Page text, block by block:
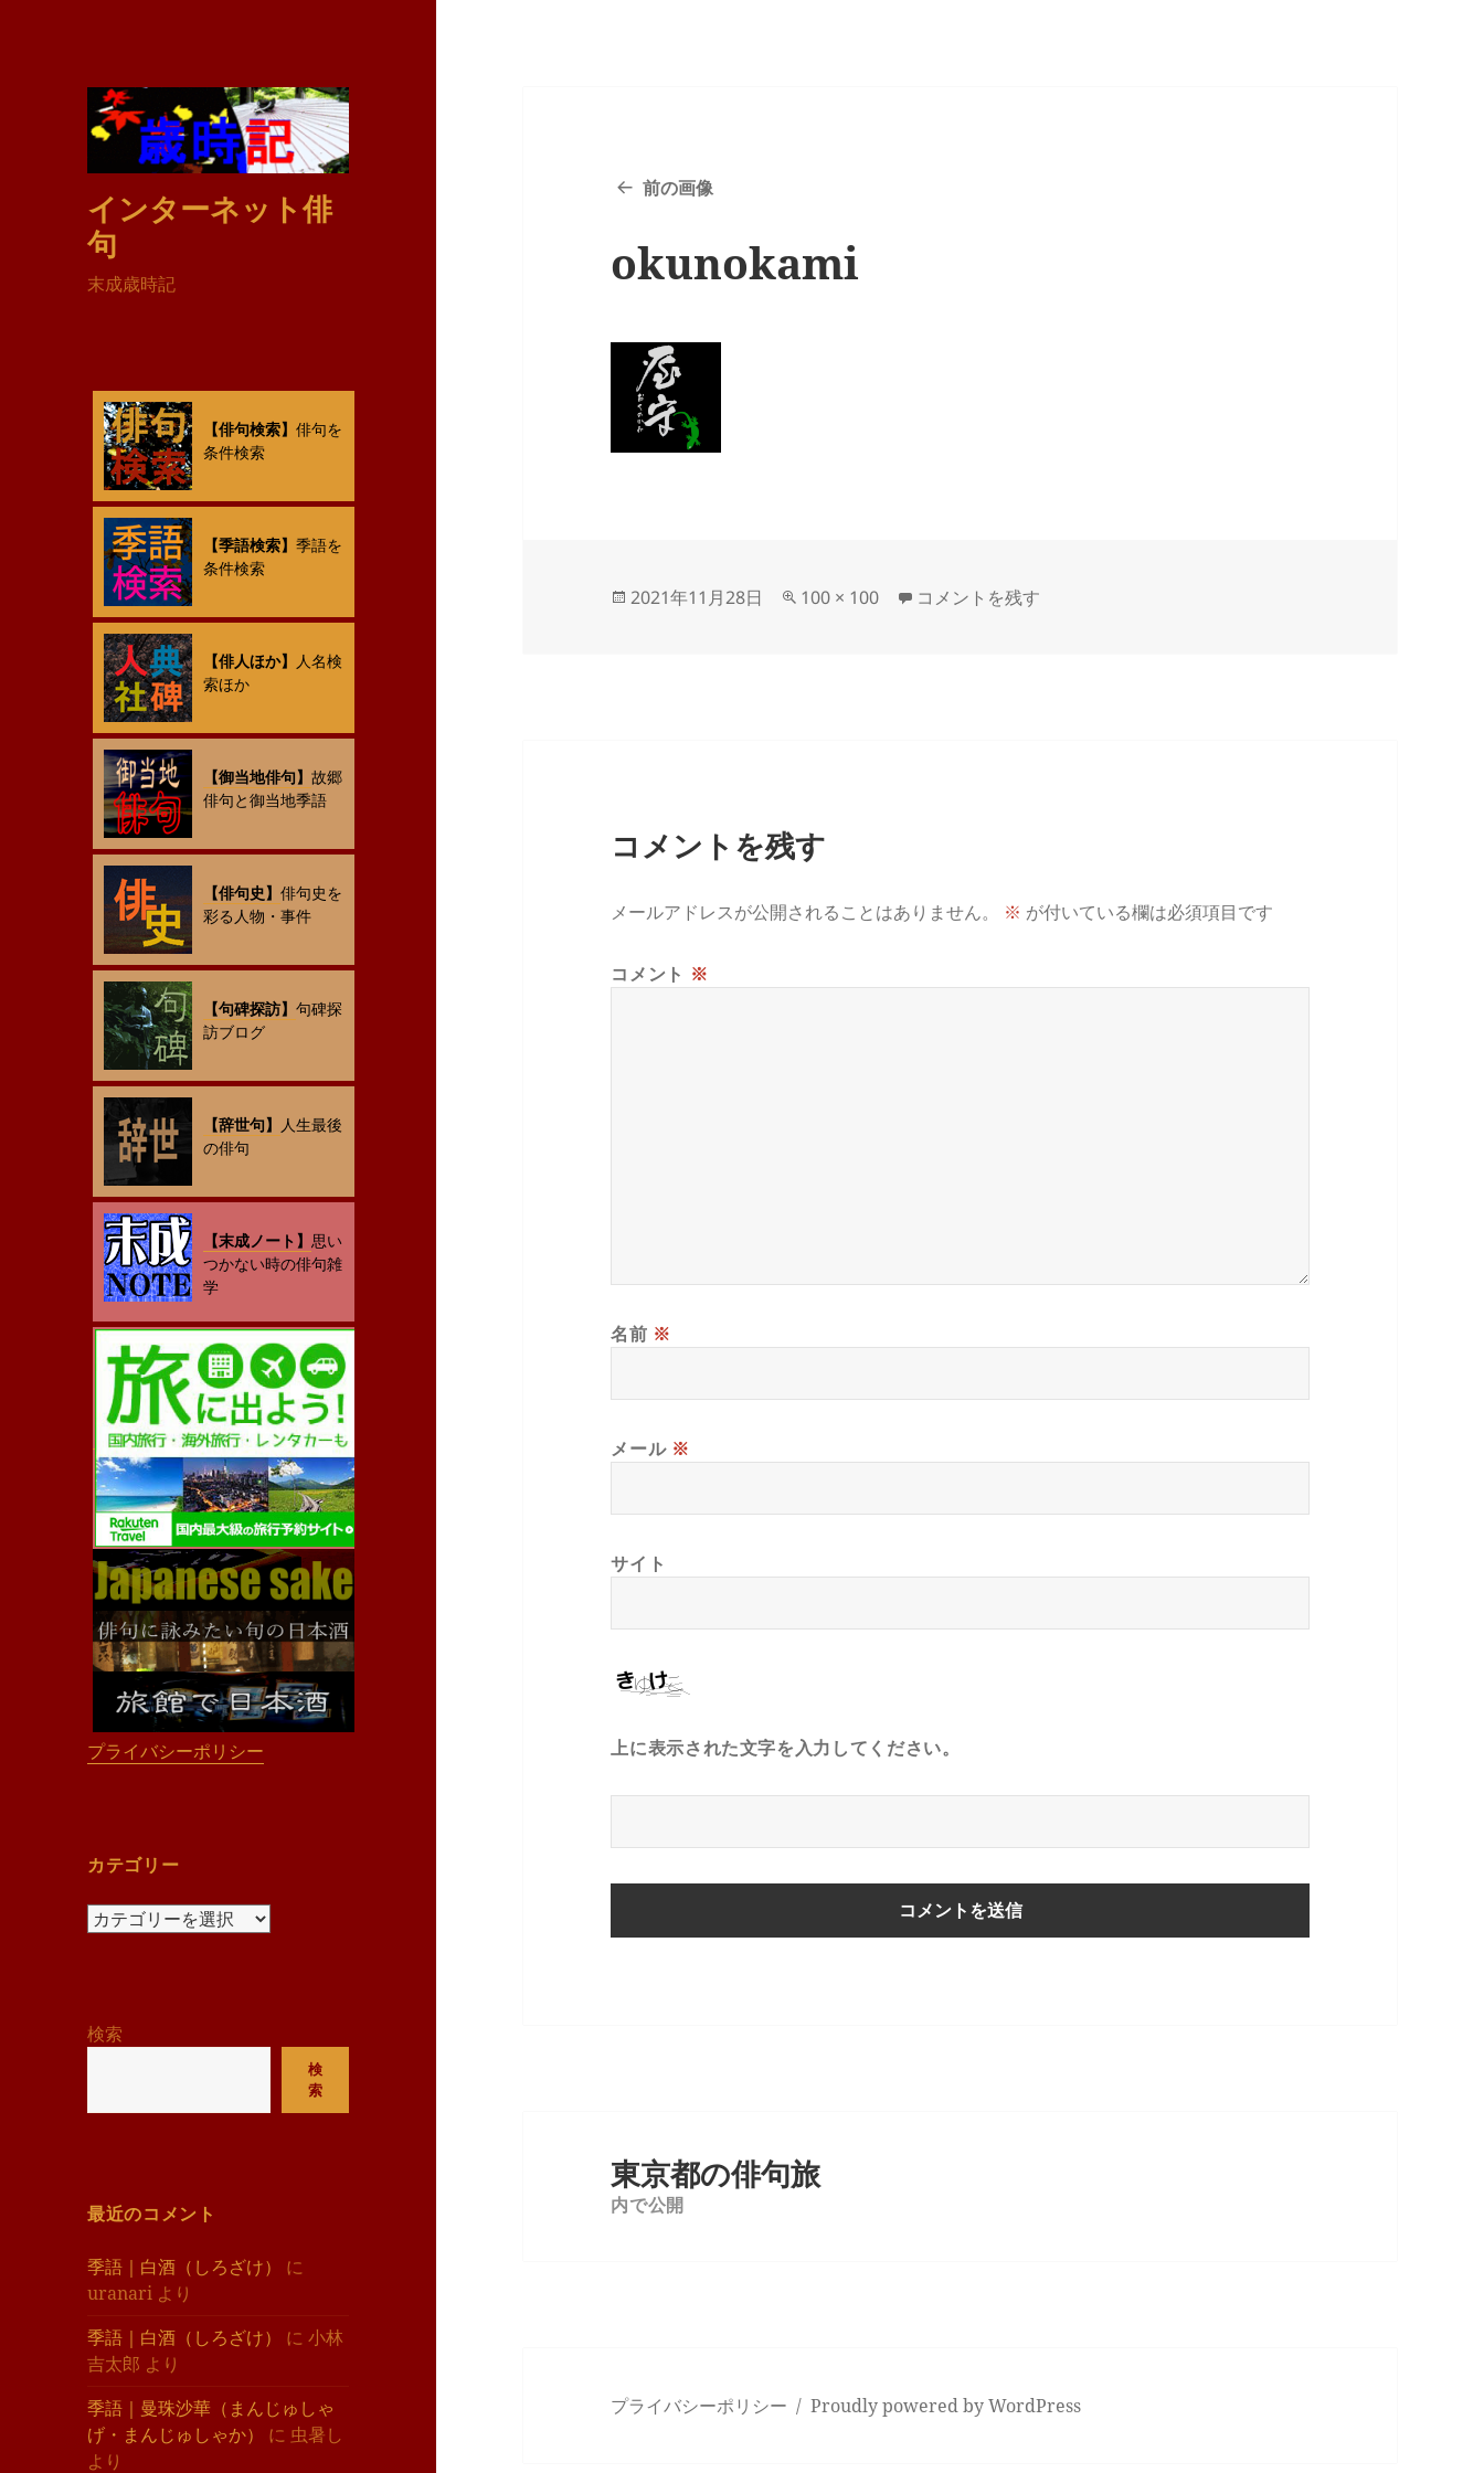
インターネット俳
句
末成歳時記
【俳句検索】俳句を
条件検索
【季語検索】季語を
条件検索
【俳人ほか】 人名検
索ほか
【御当地俳句】故郷
俳句と御当地季語
【俳句史】俳句史を
彩る人物・事件
【句碑探訪】句碑探
訪ブログ
【辞世句】 人生最後
の俳句
【末成ノート】 思い
つかない時の俳句雑
学
プライバシーポリシー
カテゴリー
カ
ー
検索
検
索
最近のコメント
季語｜白酒（しろざけ）
に
uranari より
季語｜白酒（しろざけ）
に小林
吉太郎 より
季語｜曼珠沙華（まんじゅしゃ
げ・まんじゅしゃか）
に 虫暑し
より
前の画像
okunokami
投
2021年11月28日
フ
100 × 100 okunokami に
コメントを残す
コメントを残す
メールアドレスが公開されることはありません。 ※ が付いている欄は必須項目です
コメント ※
名前 ※
メール ※
サイト
上に表示された文字を入力してください。
東京都の俳句旅
内で公開
プライバシーポリシー Proudly powered by WordPress